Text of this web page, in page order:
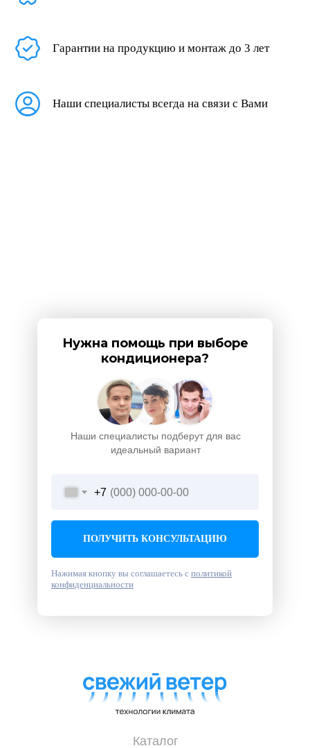
Гарантии на продукцию и монтаж до 3 лет
Наши специалисты всегда на связи с Вами
Наши специалисты подберут для вас
идеальный вариант
Нужна помощь при выборе
кондиционера?
+7
ПОЛУЧИТЬ КОНСУЛЬТАЦИЮ
Нажимая кнопку вы соглашаетесь с политикой
конфиденциальности
Каталог